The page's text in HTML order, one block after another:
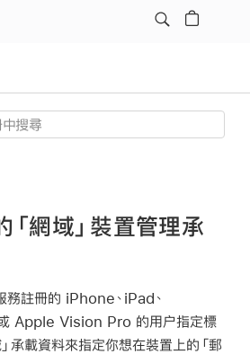
網域」裝置管理承
務註冊的 iPhone、iPad、
Apple Vision Pro 的用户指定標
承載資料來指定你想在裝置上的「郵